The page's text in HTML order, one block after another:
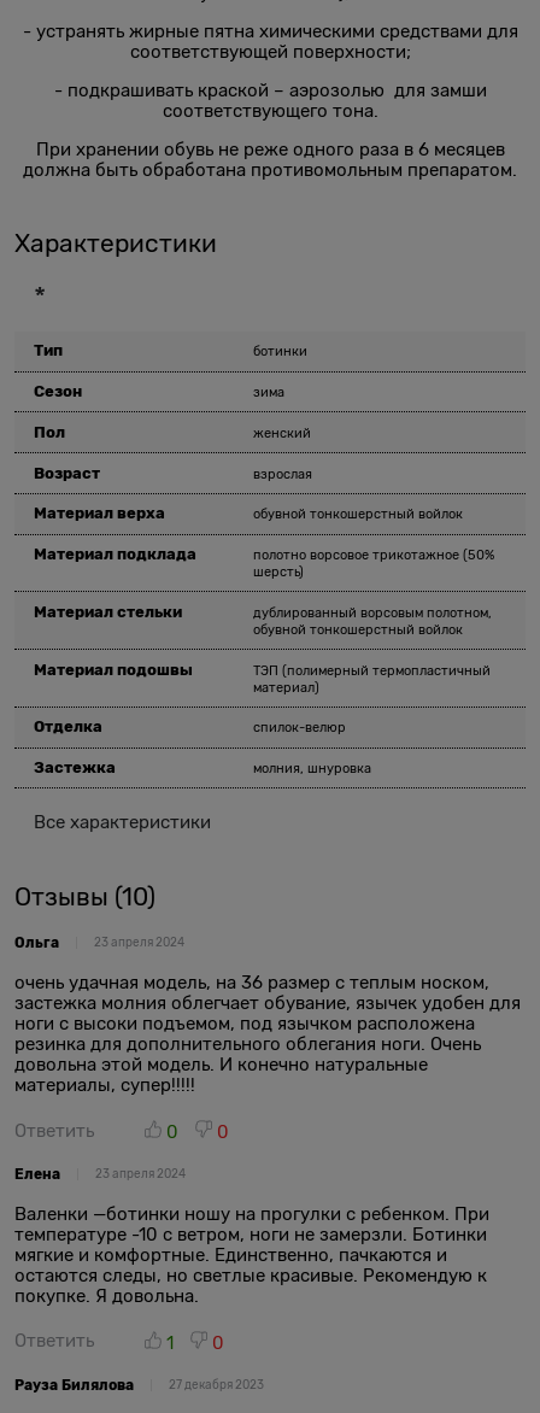
- устранять жирные пятна химическими средствами для
соответствующей поверхности;
- подкрашивать краской – аэрозолью для замши
соответствующего тона.
При хранении обувь не реже одного раза в 6 месяцев
должна быть обработана противомольным препаратом.
Характеристики
*
Тип ботинки
Сезон зима
Пол женский
Возраст взрослая
Материал верха обувной тонкошерстный войлок
Материал подклада
полотно ворсовое трикотажное (50%
шерсть)
Материал стельки
дублированный ворсовым полотном,
обувной тонкошерстный войлок
Материал подошвы
ТЭП (полимерный термопластичный
материал)
Отделка спилок-велюр
Застежка молния, шнуровка
Все характеристики
Отзывы (10)
Ольга 23 апреля 2024
очень удачная модель, на 36 размер с теплым носком,
застежка молния облегчает обувание, язычек удобен для
ноги с высоки подъемом, под язычком расположена
резинка для дополнительного облегания ноги. Очень
довольна этой модель. И конечно натуральные
материалы, супер!!!!!
Ответить 0 0
Елена 23 апреля 2024
Валенки —ботинки ношу на прогулки с ребенком. При
температуре -10 с ветром, ноги не замерзли. Ботинки
мягкие и комфортные. Единственно, пачкаются и
остаются следы, но светлые красивые. Рекомендую к
покупке. Я довольна.
Ответить 1 0
Рауза Билялова 27 декабря 2023